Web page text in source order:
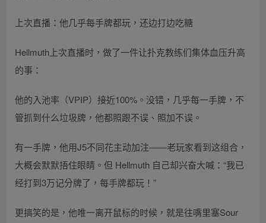
上次直播：他几乎每手牌都玩，还边打边吃糖
Hellmuth上次直播时，做了一件让扑克教练们集体血压升高
的事：
他的入池率（VPIP）接近100%。没错，几乎每一手牌，不
管抓到什么垃圾牌，他都照跟不误、照加不误。
有一手牌，他用J5不同花主动加注——老玩家看到这组合，
大概会默默捂住眼睛。但 Hellmuth 自己却兴奋大喊：“我已
经打到3万记分牌了，每手牌都玩！”
更搞笑的是，他唯一离开鼠标的时候，就是往嘴里塞Sour